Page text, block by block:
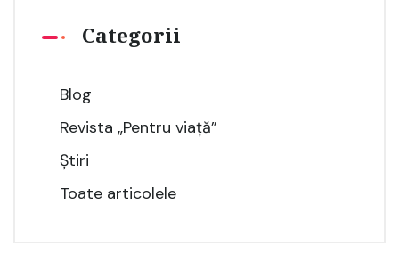
Categorii
Blog
Revista „Pentru viață”
Știri
Toate articolele